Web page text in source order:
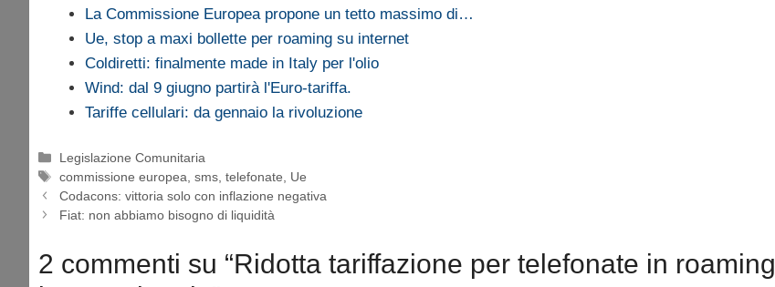
La Commissione Europea propone un tetto massimo di…
Ue, stop a maxi bollette per roaming su internet
Coldiretti: finalmente made in Italy per l'olio
Wind: dal 9 giugno partirà l'Euro-tariffa.
Tariffe cellulari: da gennaio la rivoluzione
Categorie
Legislazione Comunitaria
Tag
commissione europea ,sms ,telefonate
Ue
Codacons: vittoria solo con inflazione negativa
Fiat: non abbiamo bisogno di liquidità
2 commenti su “Ridotta tariffazione per telefonate in roaming